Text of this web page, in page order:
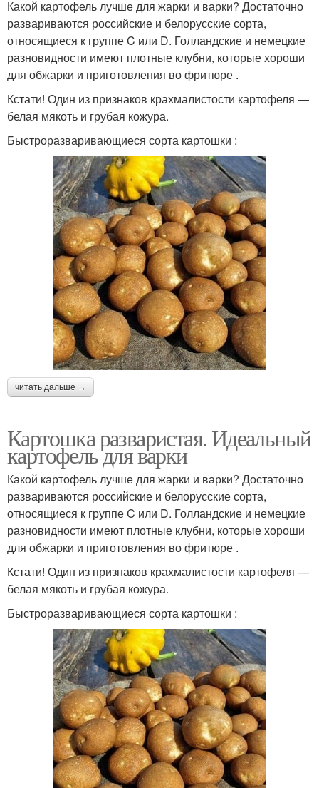
Какой картофель лучше для жарки и варки? Достаточно
развариваются российские и белорусские сорта,
относящиеся к группе C или D. Голландские и немецкие
разновидности имеют плотные клубни, которые хороши
для обжарки и приготовления во фритюре .
Кстати! Один из признаков крахмалистости картофеля —
белая мякоть и грубая кожура.
Быстроразваривающиеся сорта картошки :
читать дальше →
Картошка разваристая. Идеальный
картофель для варки
Какой картофель лучше для жарки и варки? Достаточно
развариваются российские и белорусские сорта,
относящиеся к группе C или D. Голландские и немецкие
разновидности имеют плотные клубни, которые хороши
для обжарки и приготовления во фритюре .
Кстати! Один из признаков крахмалистости картофеля —
белая мякоть и грубая кожура.
Быстроразваривающиеся сорта картошки :